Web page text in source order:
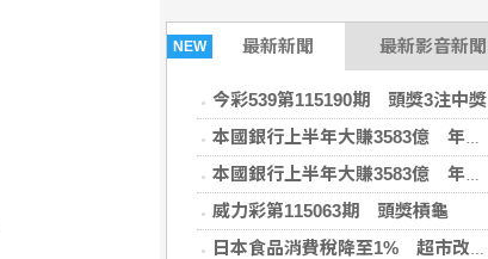
NEW 最新新聞 最新影音新聞
今彩539第115190期 頭獎3注中獎
本國銀行上半年大賺3583億 年增2成寫同期新高
本國銀行上半年大賺3583億 年增2成寫同期新高
威力彩第115063期 頭獎槓龜
日本食品消費稅降至1% 超市改收銀系統、餐飲業拚外帶